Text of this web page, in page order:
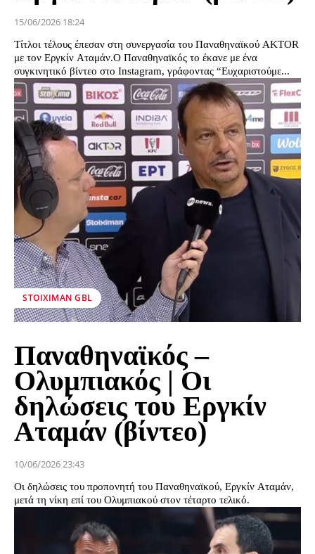
15/06/2026 18:24
Τίτλοι τέλους έπεσαν στη συνεργασία του Παναθηναϊκού AKTOR
με τον Εργκίν Αταμάν.Ο Παναθηναϊκός το έκανε με ένα
συγκινητικό βίντεο στο Instagram, γράφοντας “Ευχαριστούμε...
STOIXIMAN GBL
Παναθηναϊκός –
Ολυμπιακός | Οι
δηλώσεις του Εργκίν
Αταμάν (βίντεο)
10/06/2026 23:43
Οι δηλώσεις του προπονητή του Παναθηναϊκού, Εργκίν Αταμάν,
μετά τη νίκη επί του Ολυμπιακού στον τέταρτο τελικό.